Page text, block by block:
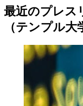
最近のプレス
（テンプル